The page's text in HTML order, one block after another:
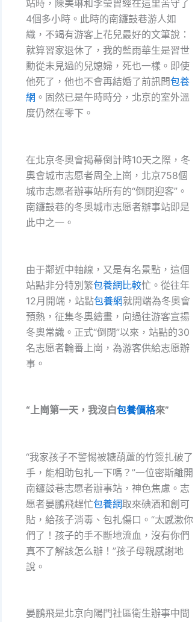
站時，陳美琳和李瑩曾經在這里苦守了
4個多小時。此時的南鑼鼓巷游人如
織，不竭有游客上花兒最好的文筆說：
就算習家退休了，我的藍雨華生是習世
勳從未見過的兒媳婦，死也一樣。即使
他死了，他也不會再結婚了前訊問包養
網 。固然已是午時時分，北京的室外溫
度仍然在零下。
在北京冬奧會揭幕倒計時10天之際，冬
奧會城市志愿者周全上崗，北京758個
城市志愿者辦事站所有的“倒閉迎客”。
南鑼鼓巷的冬奧城市志愿者辦事站即是
此中之一。
由于鄰近中軸線，又是有名景點，這個
站點非分特別繁包養網比較忙。從往年
12月開端，站點包養網就開端為冬奧會
預熱，征集冬奧繪畫，向過往游客宣揚
冬奧常識。正式“倒閉”以來，站點的30
名志愿者輪番上崗，為游客供給志愿辦
事。
“上崗第一天，我沒白包養價格來”
“我家孩子不警惕被糖葫蘆的竹簽扎破了
手，能相助包扎一下嗎？”一位密斯離開
南鑼鼓巷志愿者辦事站，神色焦慮。志
愿者晏鵬飛趕忙包養網取來碘酒和創可
貼，給孩子消毒、包扎傷口。“太感激你
們了！孩子的手不斷地流血，沒有你們
真不了解該怎么辦！”孩子母親感謝地
說。
晏鵬飛是北京向陽門社區衛生辦事中間